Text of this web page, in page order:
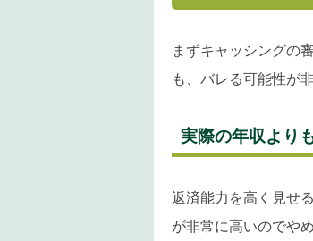
まずキャッシングの
も、バレる可能性が
実際の年収より
返済能力を高く見せ
が非常に高いのでや